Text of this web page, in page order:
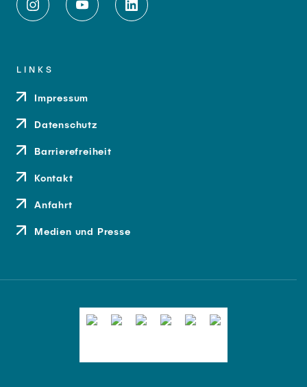
LINKS
Impressum
Datenschutz
Barrierefreiheit
Kontakt
Anfahrt
Medien und Presse